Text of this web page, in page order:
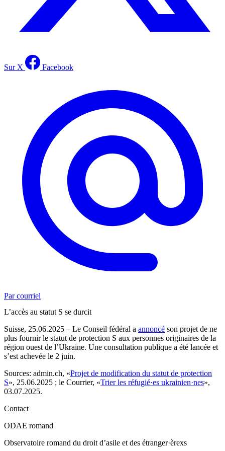
Sur X Facebook
Par courriel
L’accès au statut S se durcit
Suisse, 25.06.2025 – Le Conseil fédéral a annoncé son projet de ne
plus fournir le statut de protection S aux personnes originaires de la
région ouest de l’Ukraine. Une consultation publique a été lancée et
s’est achevée le 2 juin.
Sources: admin.ch, «Projet de modification du statut de protection
S», 25.06.2025 ; le Courrier, «Trier les réfugié·es ukrainien·nes»,
03.07.2025.
Contact
ODAE romand
Observatoire romand du droit d’asile et des étranger·èrexs